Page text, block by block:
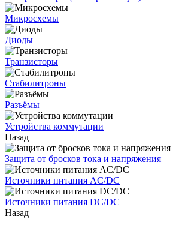
Микросхемы
Диоды
Транзисторы
Стабилитроны
Разъёмы
Устройства коммутации
Назад
Защита от бросков тока и напряжения
Источники питания AC/DC
Источники питания DC/DC
Назад